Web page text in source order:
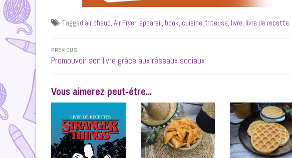
Tagged air chaud Air Fryer, appareil book cuisine ,friteuse livre livre de recette
Navigation
de
PREVIOUS
Previous
Promouvoir son livre grâce aux réseaux sociaux
Vous aimerez peut-étre...